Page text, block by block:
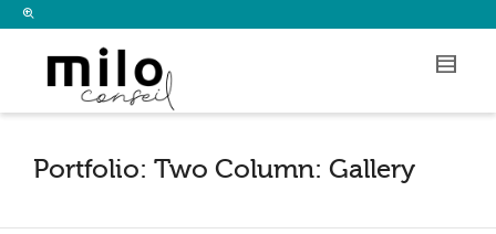
I'm looking forproductin a sizesize.
Show me the
Portfolio: Two Column: Gallery